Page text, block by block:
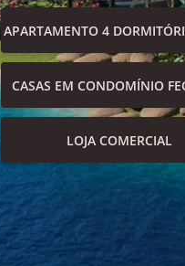
APARTAMENTO 4
CASAS EM CONDOMÍNIO
LOJA COMERCIAL